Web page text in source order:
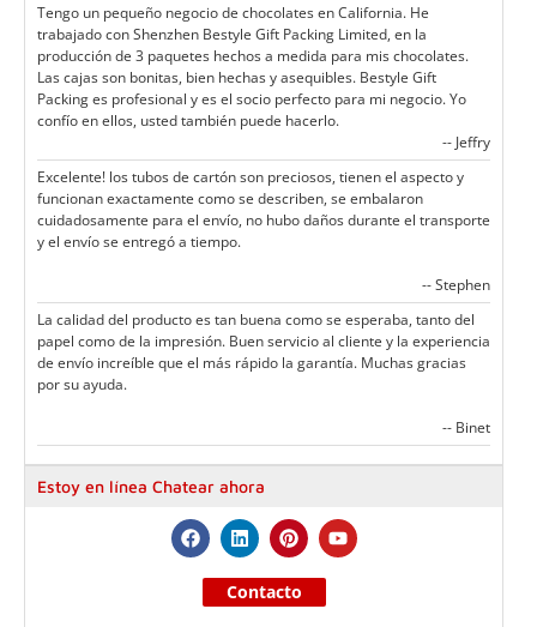
Tengo un pequeño negocio de chocolates en California. He
trabajado con Shenzhen Bestyle Gift Packing Limited, en la
producción de 3 paquetes hechos a medida para mis chocolates.
Las cajas son bonitas, bien hechas y asequibles. Bestyle Gift
Packing es profesional y es el socio perfecto para mi negocio. Yo
confío en ellos, usted también puede hacerlo.
-- Jeffry
Excelente! los tubos de cartón son preciosos, tienen el aspecto y
funcionan exactamente como se describen, se embalaron
cuidadosamente para el envío, no hubo daños durante el transporte
y el envío se entregó a tiempo.
-- Stephen
La calidad del producto es tan buena como se esperaba, tanto del
papel como de la impresión. Buen servicio al cliente y la experiencia
de envío increíble que el más rápido la garantía. Muchas gracias
por su ayuda.
-- Binet
Estoy en línea Chatear ahora
Contacto